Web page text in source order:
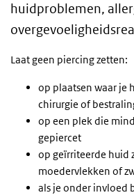
huidproblemen,
Laat geen piercing zetten:
op plaatsen waar je
chirurgie of
op een plek die
gepiercet
op geïrriteerde huid
moedervlekken of
als je onder invloed